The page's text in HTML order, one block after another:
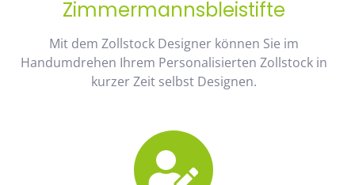
Zimmermannsbleistifte
Mit dem Zollstock Designer können Sie im
Handumdrehen Ihrem Personalisierten Zollstock in
kurzer Zeit selbst Designen.